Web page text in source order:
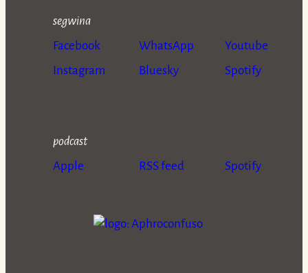
segwina
Facebook
Instagram
WhatsApp
Bluesky
Youtube
Spotify
podcast
Apple
RSS feed Spotify